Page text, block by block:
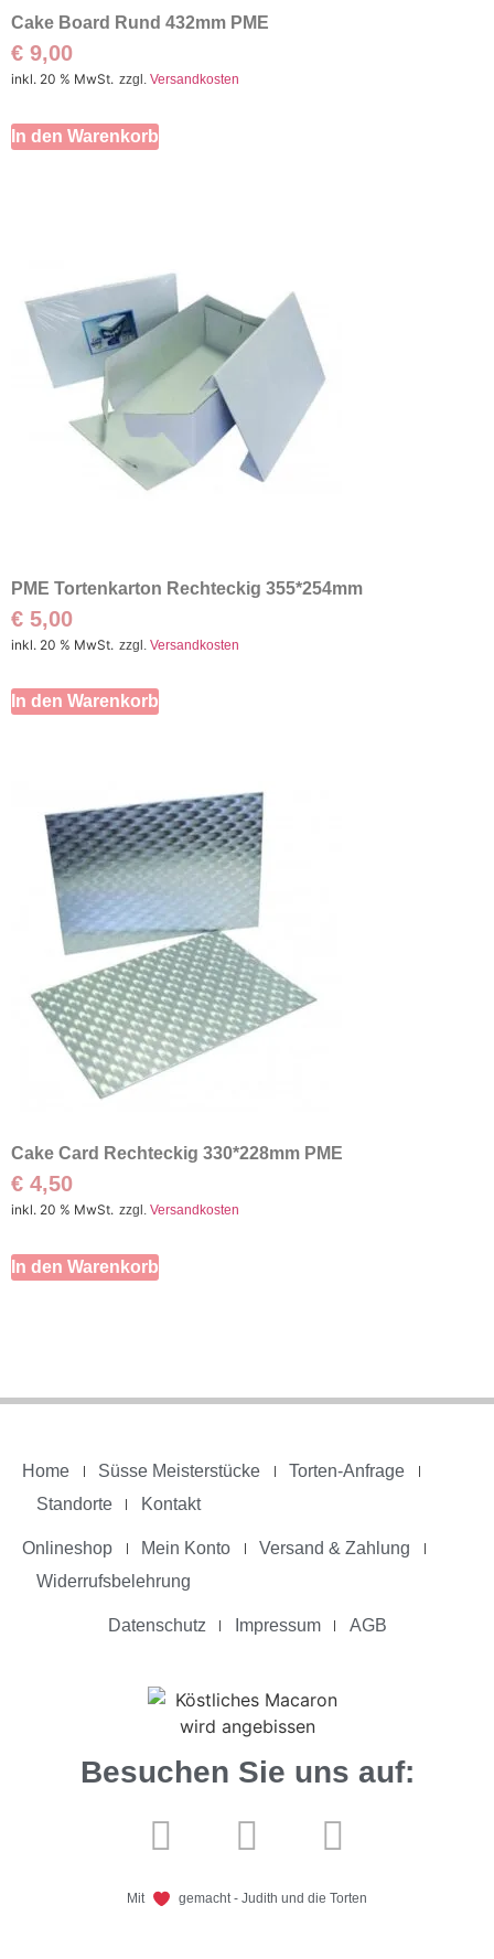
Cake Board Rund 432mm PME
€ 9,00
inkl. 20 % MwSt. zzgl. Versandkosten
In den Warenkorb
PME Tortenkarton Rechteckig 355*254mm
€ 5,00
inkl. 20 % MwSt. zzgl. Versandkosten
In den Warenkorb
Cake Card Rechteckig 330*228mm PME
€ 4,50
inkl. 20 % MwSt. zzgl. Versandkosten
In den Warenkorb
Home Süsse Meisterstücke
Torten-Anfrage
Standorte
Kontakt
Onlineshop Mein Konto
Versand & Zahlung
Widerrufsbelehrung
Datenschutz Impressum AGB
Besuchen Sie uns auf:
Mit gemacht - Judith und die Torten